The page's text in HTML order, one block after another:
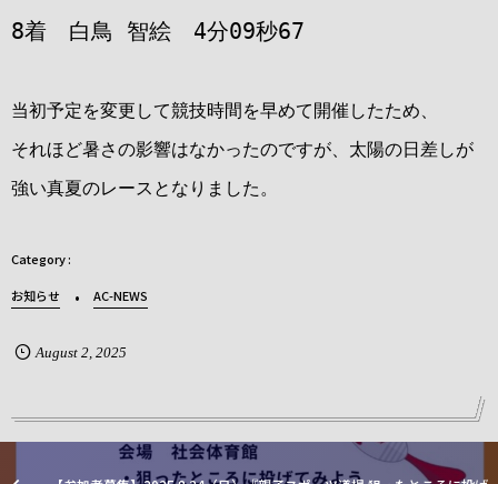
8着 白鳥 智絵 4分09秒67
当初予定を変更して競技時間を早めて開催したため、
それほど暑さの影響はなかったのですが、太陽の日差しが
強い真夏のレースとなりました。
お知らせ AC-NEWS
August 2, 2025